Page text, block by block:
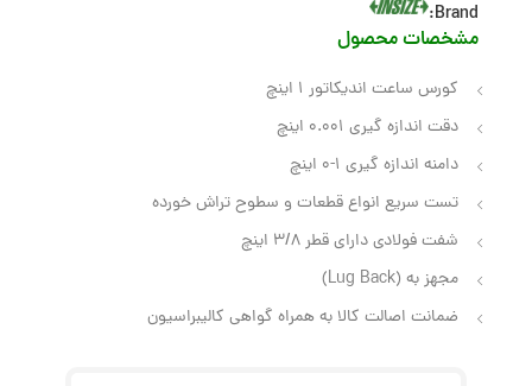
Brand:
مشخصات محصول
کورس ساعت اندیکاتور 1 اینچ
دقت اندازه گیری 0.001 اینچ
دامنه اندازه گیری 1-0 اینچ
تست سریع انواع قطعات و سطوح تراش خورده
شفت فولادی دارای قطر 3/8 اینچ
مجهز به (Lug Back)
ضمانت اصالت کالا به همراه گواهی کالیبراسیون